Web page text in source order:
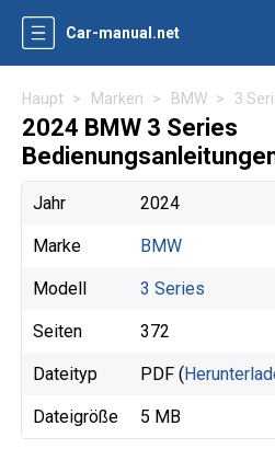
Car-manual.net
Haupt Marken BMW 3
2024 BMW 3 Series
Jahr 2024
Marke BMW
Modell 3 Series
Seiten 372
Dateityp PDF (
Dateigröße 5 MB